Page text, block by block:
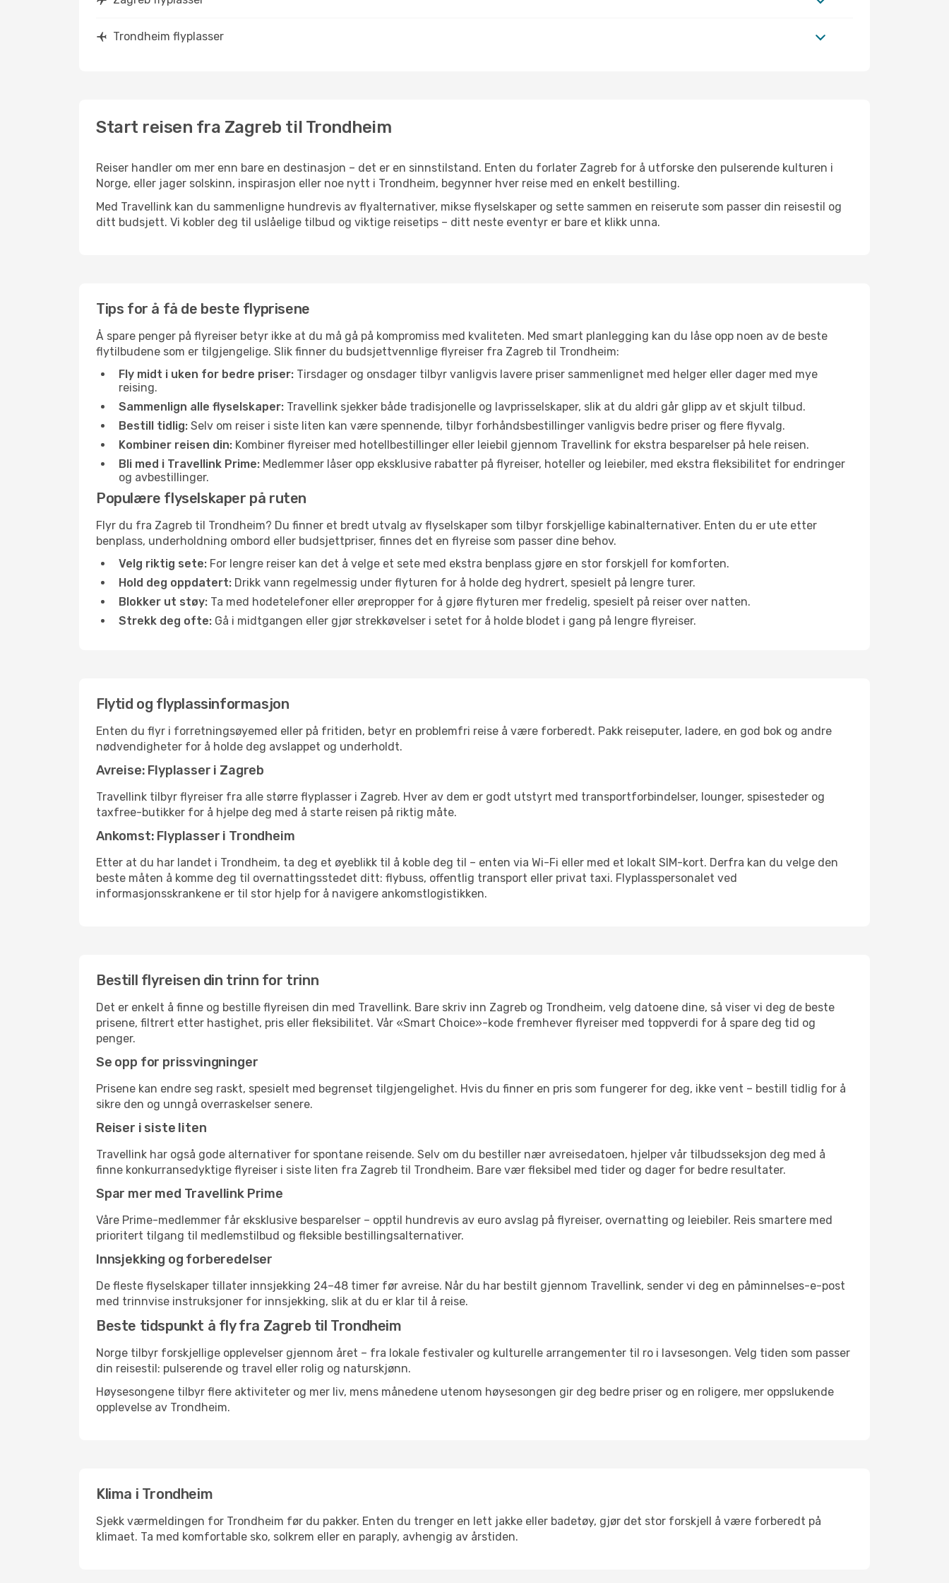
Trondheim flyplasser
Start reisen fra Zagreb til Trondheim
Reiser handler om mer enn bare en destinasjon – det er en sinnstilstand. Enten du forlater Zagreb for å utforske den pulserende kulturen i
Norge, eller jager solskinn, inspirasjon eller noe nytt i Trondheim, begynner hver reise med en enkelt bestilling.
Med Travellink kan du sammenligne hundrevis av flyalternativer, mikse flyselskaper og sette sammen en reiserute som passer din reisestil og
ditt budsjett. Vi kobler deg til uslåelige tilbud og viktige reisetips – ditt neste eventyr er bare et klikk unna.
Tips for å få de beste flyprisene
Å spare penger på flyreiser betyr ikke at du må gå på kompromiss med kvaliteten. Med smart planlegging kan du låse opp noen av de beste
flytilbudene som er tilgjengelige. Slik finner du budsjettvennlige flyreiser fra Zagreb til Trondheim:
Fly midt i uken for bedre priser: Tirsdager og onsdager tilbyr vanligvis lavere priser sammenlignet med helger eller dager med mye
reising.
Sammenlign alle flyselskaper: Travellink sjekker både tradisjonelle og lavprisselskaper, slik at du aldri går glipp av et skjult tilbud.
Bestill tidlig: Selv om reiser i siste liten kan være spennende, tilbyr forhåndsbestillinger vanligvis bedre priser og flere flyvalg.
Kombiner reisen din: Kombiner flyreiser med hotellbestillinger eller leiebil gjennom Travellink for ekstra besparelser på hele reisen.
Bli med i Travellink Prime: Medlemmer låser opp eksklusive rabatter på flyreiser, hoteller og leiebiler, med ekstra fleksibilitet for endringer
og avbestillinger.
Populære flyselskaper på ruten
Flyr du fra Zagreb til Trondheim? Du finner et bredt utvalg av flyselskaper som tilbyr forskjellige kabinalternativer. Enten du er ute etter
benplass, underholdning ombord eller budsjettpriser, finnes det en flyreise som passer dine behov.
Velg riktig sete: For lengre reiser kan det å velge et sete med ekstra benplass gjøre en stor forskjell for komforten.
Hold deg oppdatert: Drikk vann regelmessig under flyturen for å holde deg hydrert, spesielt på lengre turer.
Blokker ut støy: Ta med hodetelefoner eller ørepropper for å gjøre flyturen mer fredelig, spesielt på reiser over natten.
Strekk deg ofte: Gå i midtgangen eller gjør strekkøvelser i setet for å holde blodet i gang på lengre flyreiser.
Flytid og flyplassinformasjon
Enten du flyr i forretningsøyemed eller på fritiden, betyr en problemfri reise å være forberedt. Pakk reiseputer, ladere, en god bok og andre
nødvendigheter for å holde deg avslappet og underholdt.
Avreise: Flyplasser i Zagreb
Travellink tilbyr flyreiser fra alle større flyplasser i Zagreb. Hver av dem er godt utstyrt med transportforbindelser, lounger, spisesteder og
taxfree-butikker for å hjelpe deg med å starte reisen på riktig måte.
Ankomst: Flyplasser i Trondheim
Etter at du har landet i Trondheim, ta deg et øyeblikk til å koble deg til – enten via Wi-Fi eller med et lokalt SIM-kort. Derfra kan du velge den
beste måten å komme deg til overnattingsstedet ditt: flybuss, offentlig transport eller privat taxi. Flyplasspersonalet ved
informasjonsskrankene er til stor hjelp for å navigere ankomstlogistikken.
Bestill flyreisen din trinn for trinn
Det er enkelt å finne og bestille flyreisen din med Travellink. Bare skriv inn Zagreb og Trondheim, velg datoene dine, så viser vi deg de beste
prisene, filtrert etter hastighet, pris eller fleksibilitet. Vår «Smart Choice»-kode fremhever flyreiser med toppverdi for å spare deg tid og
penger.
Se opp for prissvingninger
Prisene kan endre seg raskt, spesielt med begrenset tilgjengelighet. Hvis du finner en pris som fungerer for deg, ikke vent – bestill tidlig for å
sikre den og unngå overraskelser senere.
Reiser i siste liten
Travellink har også gode alternativer for spontane reisende. Selv om du bestiller nær avreisedatoen, hjelper vår tilbudsseksjon deg med å
finne konkurransedyktige flyreiser i siste liten fra Zagreb til Trondheim. Bare vær fleksibel med tider og dager for bedre resultater.
Spar mer med Travellink Prime
Våre Prime-medlemmer får eksklusive besparelser – opptil hundrevis av euro avslag på flyreiser, overnatting og leiebiler. Reis smartere med
prioritert tilgang til medlemstilbud og fleksible bestillingsalternativer.
Innsjekking og forberedelser
De fleste flyselskaper tillater innsjekking 24–48 timer før avreise. Når du har bestilt gjennom Travellink, sender vi deg en påminnelses-e-post
med trinnvise instruksjoner for innsjekking, slik at du er klar til å reise.
Beste tidspunkt å fly fra Zagreb til Trondheim
Norge tilbyr forskjellige opplevelser gjennom året – fra lokale festivaler og kulturelle arrangementer til ro i lavsesongen. Velg tiden som passer
din reisestil: pulserende og travel eller rolig og naturskjønn.
Høysesongene tilbyr flere aktiviteter og mer liv, mens månedene utenom høysesongen gir deg bedre priser og en roligere, mer oppslukende
opplevelse av Trondheim.
Klima i Trondheim
Sjekk værmeldingen for Trondheim før du pakker. Enten du trenger en lett jakke eller badetøy, gjør det stor forskjell å være forberedt på
klimaet. Ta med komfortable sko, solkrem eller en paraply, avhengig av årstiden.